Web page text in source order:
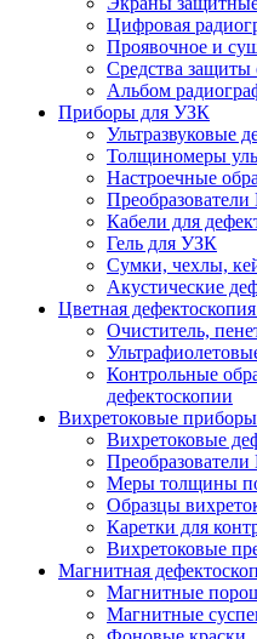
Цифровая
Проявочное и
Средства защиты
Альбом
Приборы для УЗК
Ультразвуковые
Толщиномеры
Настроечные
Кабели для
Гель для УЗК
Сумки, чехлы,
Акустические
Цветная
Очиститель,
Контрольные
дефектоскопии
Вихретоковые приборы
Вихретоковые
Преобразователи
Меры толщины
Образцы
Каретки для
Вихретоковые
Магнитная
Магнитные
Магнитные